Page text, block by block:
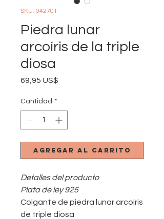
SKU: 042701
Piedra lunar
arcoíris de la triple
diosa
69,95 US$
Cantidad *
Agregar al carrito
Detalles del producto
Plata de ley 925
Colgante de piedra lunar arcoíris
de triple diosa